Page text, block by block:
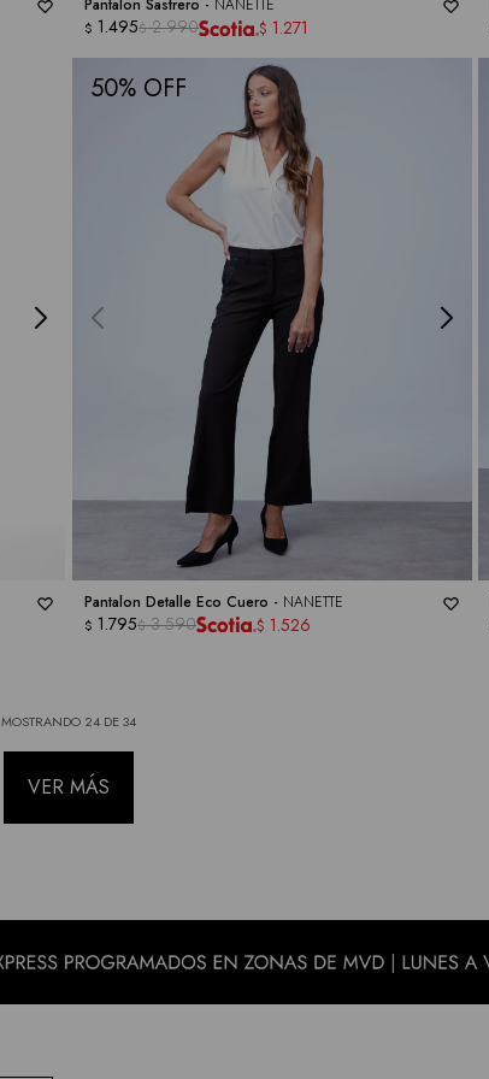
Pantalon Sastrero - NANETTE
$ 1.495$ 2.990 $ 1.271
50
Pantalon Detalle Eco Cuero - NANETTE
$ 1.795$ 3.590 $ 1.526
MOSTRANDO 24 DE34
VER MÁS